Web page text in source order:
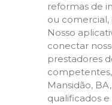
reformas de
ou comercial,
Nosso
conectar
prestadores
Mansidão,
qualificados e